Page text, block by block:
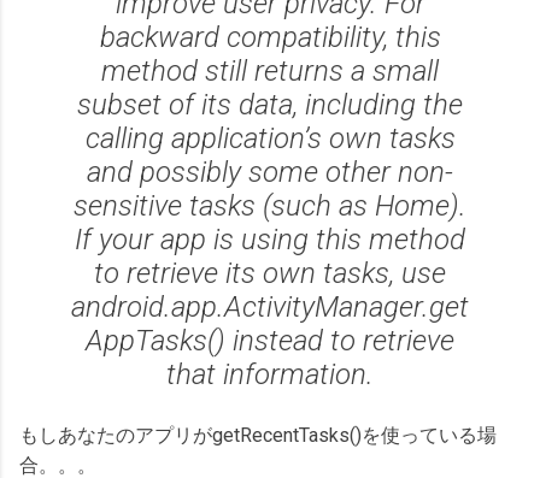
backward compatibility, this
method still returns a small
subset of its data, including the
calling application’s own tasks
and possibly some other non-
sensitive tasks (such as Home).
If your app is using this method
to retrieve its own tasks, use
android.app.ActivityManager.get
AppTasks() instead to retrieve
that information.
もしあなたのアプリがgetRecentTasks()を使っている場
合。。。